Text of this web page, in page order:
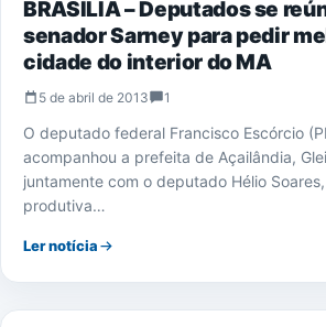
BRASÍLIA – Deputados se
senador Sarney para pedir
cidade do interior do MA
5 de abril de 2013 1
O deputado federal Francisco Escórcio
acompanhou a prefeita de Açailândia,
juntamente com o deputado Hélio
produtiva…
Ler notícia
SAÚDE